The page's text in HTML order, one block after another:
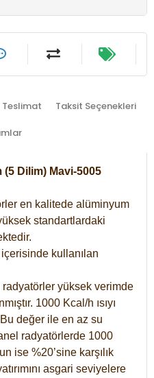
Teslimat Taksit Seçenekleri
Dilim) Mavi-5005
en kalitede alüminyum
standartlardaki
kullanılan
yüksek verimde
1000 Kcal/h ısıyı
değer ile en az su
radyatörlerde 1000
ise %20’sine karşılık
asgari seviyelere